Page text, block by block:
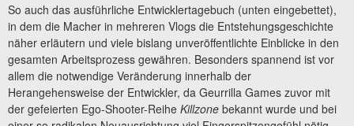
So auch das ausführliche Entwicklertagebuch (unten eingebettet),
in dem die Macher in mehreren Vlogs die Entstehungsgeschichte
näher erläutern und viele bislang unveröffentlichte Einblicke in den
gesamten Arbeitsprozess gewähren. Besonders spannend ist vor
allem die notwendige Veränderung innerhalb der
Herangehensweise der Entwickler, da Geurrilla Games zuvor mit
der gefeierten Ego-Shooter-Reihe Killzone bekannt wurde und bei